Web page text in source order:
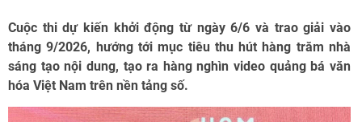
Cuộc thi dự kiến khởi động từ ngày 6/6 và trao giải vào
tháng 9/2026, hướng tới mục tiêu thu hút hàng trăm nhà
sáng tạo nội dung, tạo ra hàng nghìn video quảng bá văn
hóa Việt Nam trên nền tảng số.